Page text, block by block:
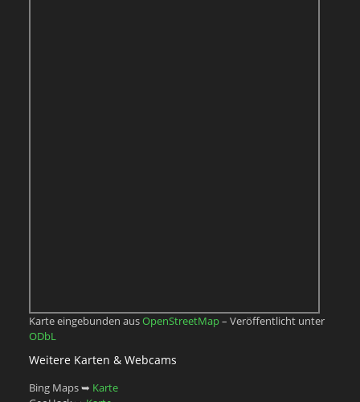
Karte eingebunden ausOpenStreetMap– Veröffentlicht unter
ODbL
Weitere Karten & Webcams
Bing Maps ➥ Karte